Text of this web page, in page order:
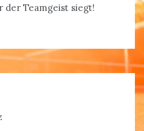
der Teamgeist siegt!